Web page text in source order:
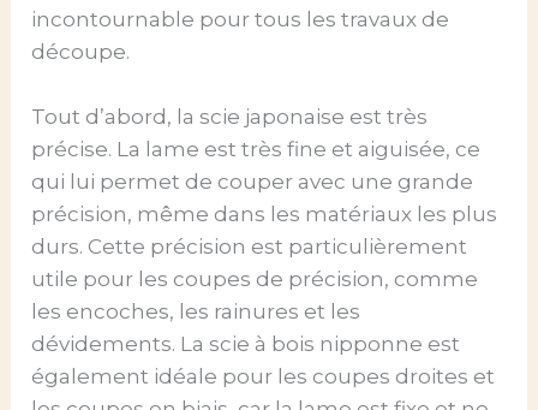
incontournable pour tous les travaux de
découpe.
Tout d’abord, la scie japonaise est très
précise. La lame est très fine et aiguisée, ce
qui lui permet de couper avec une grande
précision, même dans les matériaux les plus
durs. Cette précision est particulièrement
utile pour les coupes de précision, comme
les encoches, les rainures et les
dévidements. La scie à bois nipponne est
également idéale pour les coupes droites et